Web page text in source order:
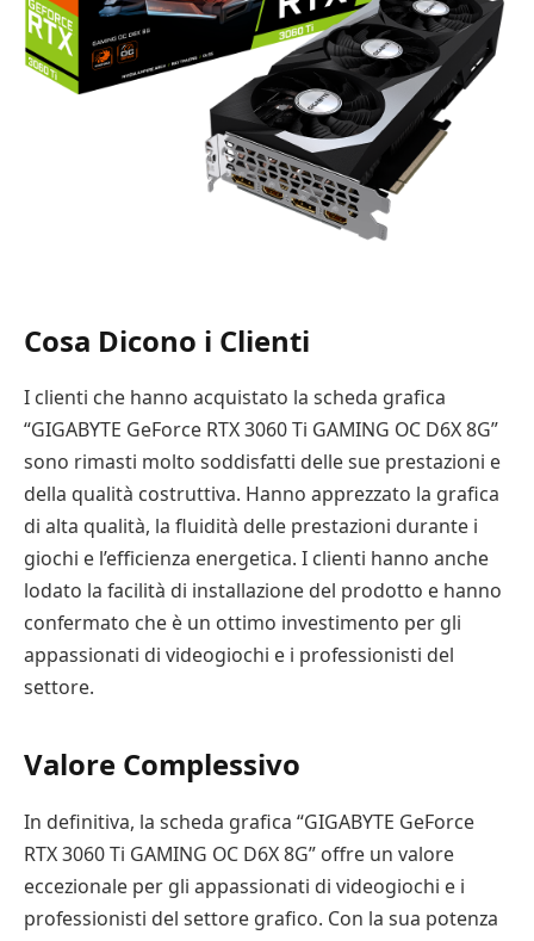
Cosa Dicono i Clienti
I clienti che hanno acquistato la scheda grafica
“GIGABYTE GeForce RTX 3060 Ti GAMING OC D6X 8G”
sono rimasti molto soddisfatti delle sue prestazioni e
della qualità costruttiva. Hanno apprezzato la grafica
di alta qualità, la fluidità delle prestazioni durante i
giochi e l’efficienza energetica. I clienti hanno anche
lodato la facilità di installazione del prodotto e hanno
confermato che è un ottimo investimento per gli
appassionati di videogiochi e i professionisti del
settore.
Valore Complessivo
In definitiva, la scheda grafica “GIGABYTE GeForce
RTX 3060 Ti GAMING OC D6X 8G” offre un valore
eccezionale per gli appassionati di videogiochi e i
professionisti del settore grafico. Con la sua potenza